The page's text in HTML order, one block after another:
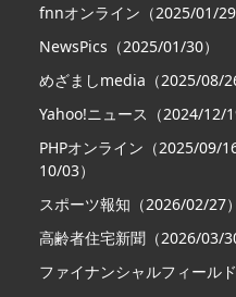
fnnオンライン（2025/01/29
NewsPics（2025/01/30）
めざましmedia（2025/08/26
Yahoo!ニュース（2024/12/
PHPオンライン（2025/09/
10/03）
スポーツ報知（2026/02/27）
高齢者住宅新聞（2026/03/30
ファイナンシャルフィール